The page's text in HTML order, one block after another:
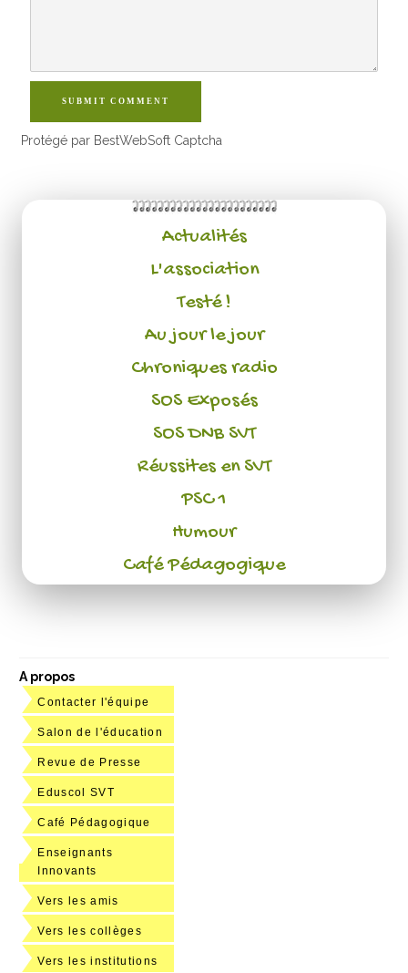
SUBMIT COMMENT
Protégé par BestWebSoft Captcha
Actualités
L'association
Testé !
Au jour le jour
Chroniques radio
SOS Exposés
SOS DNB SVT
Réussites en SVT
PSC 1
Humour
Café Pédagogique
A propos
Contacter l'équipe
Salon de l'éducation
Revue de Presse
Eduscol SVT
Café Pédagogique
Enseignants
Innovants
Vers les amis
Vers les collèges
Vers les institutions